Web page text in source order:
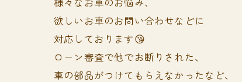
欲しいお車のお問い合わせなどに
対応しております😘
ローン審査で他でお断りされた、
車の部品がつけてもらえなかったなど、